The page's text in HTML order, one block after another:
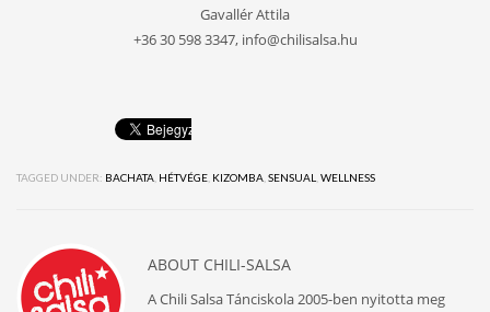
Gavallér Attila
+36 30 598 3347, info@chilisalsa.hu
TAGGED UNDER: BACHATA HÉTVÉGE KIZOMBA SENSUAL WELLNESS
ABOUT CHILI-SALSA
A Chili Salsa Tánciskola 2005-ben nyitotta meg